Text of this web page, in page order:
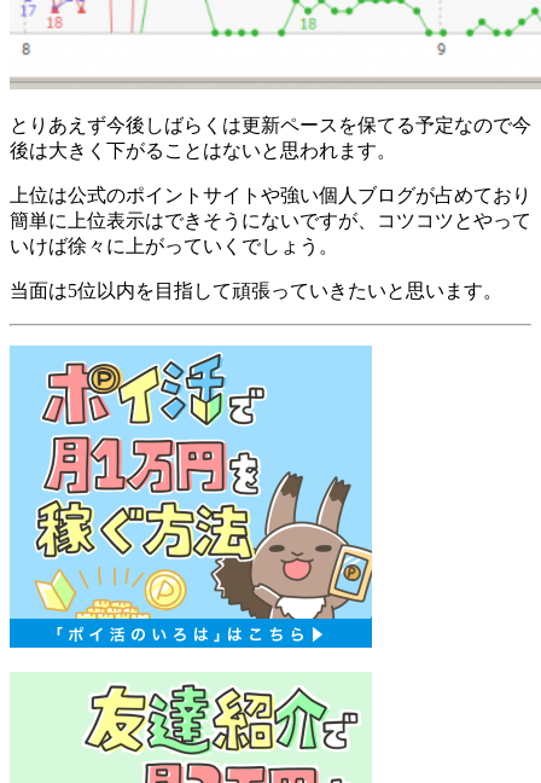
とりあえず今後しばらくは更新ペースを保てる予定なので今
後は大きく下がることはないと思われます。
上位は公式のポイントサイトや強い個人ブログが占めており
簡単に上位表示はできそうにないですが、コツコツとやって
いけば徐々に上がっていくでしょう。
当面は5位以内を目指して頑張っていきたいと思います。